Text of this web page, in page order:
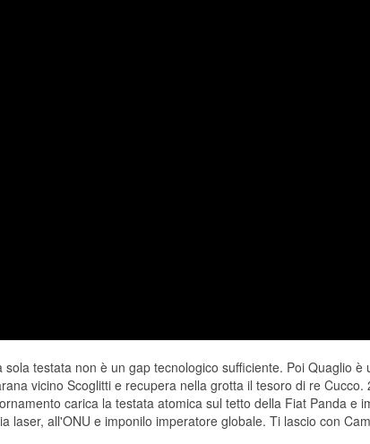
testata non è un gap tecnologico sufficiente. Poi Quaglio
vicino Scoglitti e recupera nella grotta il tesoro di re
carica la testata atomica sul tetto della Fiat Panda e
laser, all'ONU e imponilo imperatore globale. Ti lascio con